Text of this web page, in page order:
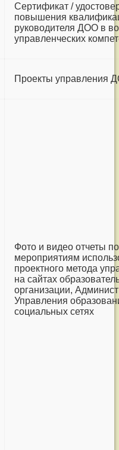
Сертификат /
повышения
руководителя ДОО в
управленческих
Проекты управления
Фото и видео отчеты по
мероприятиям
проектного метода
на сайтах
организации,
Управления
социальных сетях